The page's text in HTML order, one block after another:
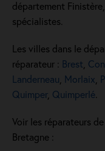
département
spécialistes.
Les villes dans le
réparateur : Brest
Landerneau Morlaix
Quimper, Quimperlé.
Voir les réparateurs
Bretagne :